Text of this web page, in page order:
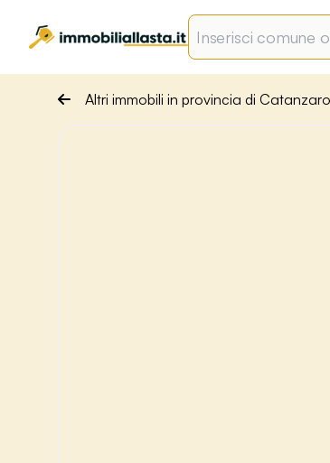
Altri immobili in provincia di Catanzaro